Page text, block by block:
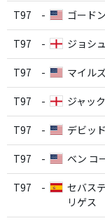
T97 - ゴード
T97 - ジョシ
T97 - マイル
T97 - ジャッ
T97 - デビッ
T97 - ベン コ
T97 -
セバス
リゲス